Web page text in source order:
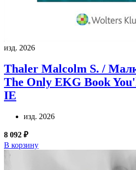
изд. 2026
Thaler Malcolm S. /
The Only EKG Book
IE
изд. 2026
8 092 ₽
В корзину